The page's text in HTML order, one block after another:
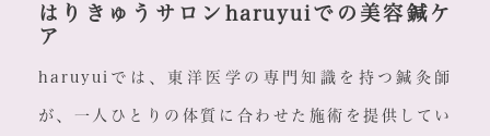
はりきゅうサロンharuyuiでの美容鍼ケ
ア
haruyuiでは、東洋医学の専門知識を持つ鍼灸師
が、一人ひとりの体質に合わせた施術を提供してい